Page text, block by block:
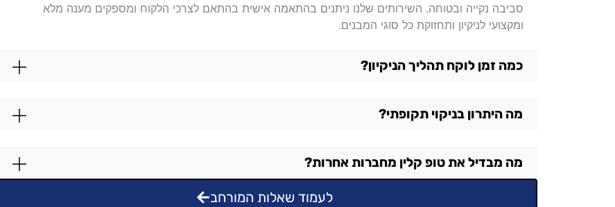
סביבה נקייה ובטוחה. השירותים שלנו ניתנים בהתאמה אישית בהתאם לצרכי הלקוח ומספקים מענה מלא
ומקצועי לניקיון ותחזוקת כל סוגי המבנים.
כמה זמן לוקח תהליך הניקיון?
מה היתרון בניקוי תקופתי?
מה מבדיל את טופ קלין מחברות אחרות?
לעמוד שאלות המורחב